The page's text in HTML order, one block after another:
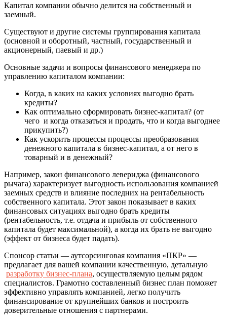
Капитал компании обычно делится на собственный и
заемный.
Существуют и другие системы группирования капитала
(основной и оборотный, частный, государственный и
акционерный, паевый и др.)
Основные задачи и вопросы финансового менеджера по
управлению капиталом компании:
Когда, в каких на каких условиях выгодно брать
кредиты?
Как оптимально сформировать бизнес-капитал? (от
чего и когда отказаться и продать, что и когда выгоднее
прикупить?)
Как ускорить процессы процессы преобразования
денежного капитала в бизнес-капитал, а от него в
товарный и в денежный?
Например, закон финансового левериджа (финансового
рычага) характеризует выгодность использования компанией
заемных средств и влияние последних на рентабельность
собственного капитала. Этот закон показывает в каких
финансовых ситуациях выгодно брать кредиты
(рентабельность, т.е. отдача и прибыль от собственного
капитала будет максимальной), а когда их брать не выгодно
(эффект от бизнеса будет падать).
Спонсор статьи — аутсорсинговая компания «ПКР» —
предлагает для вашей компании качественную, детальную
разработку бизнес-плана, осуществляемую целым рядом
специалистов. Грамотно составленный бизнес план поможет
эффективно управлять компанией, легко получить
финансирование от крупнейших банков и построить
доверительные отношения с партнерами.